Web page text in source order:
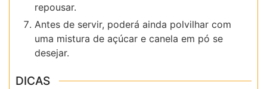
repousar.
Antes de servir, poderá ainda polvilhar com
uma mistura de açúcar e canela em pó se
desejar.
DICAS